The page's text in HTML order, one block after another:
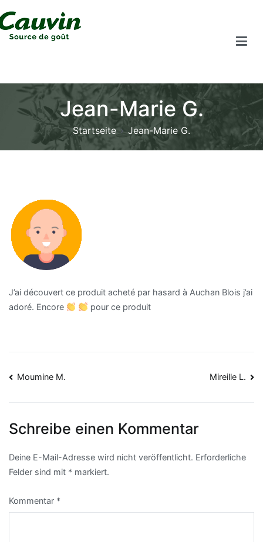
Jean-Marie G.
Startseite Jean-Marie G.
J’ai découvert ce produit acheté par hasard à Auchan Blois j’ai
adoré. Encore
pour ce produit
Moumine M. Mireille L.
Schreibe einen Kommentar
Deine E-Mail-Adresse wird nicht veröffentlicht. Erforderliche
Felder sind mit * markiert.
Kommentar *